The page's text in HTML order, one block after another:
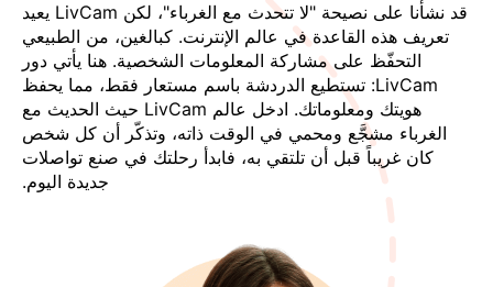
قد نشأنا على نصيحة "لا تتحدث مع الغرباء"، لكن LivCam يعيد
تعريف هذه القاعدة في عالم الإنترنت. كبالغين، من الطبيعي
التحفّظ على مشاركة المعلومات الشخصية. هنا يأتي دور
LivCam: تستطيع الدردشة باسم مستعار فقط، مما يحفظ
هويتك ومعلوماتك. ادخل عالم LivCam حيث الحديث مع
الغرباء مشجَّع ومحمي في الوقت ذاته، وتذكّر أن كل شخص
كان غريباً قبل أن تلتقي به، فابدأ رحلتك في صنع تواصلات
جديدة اليوم.